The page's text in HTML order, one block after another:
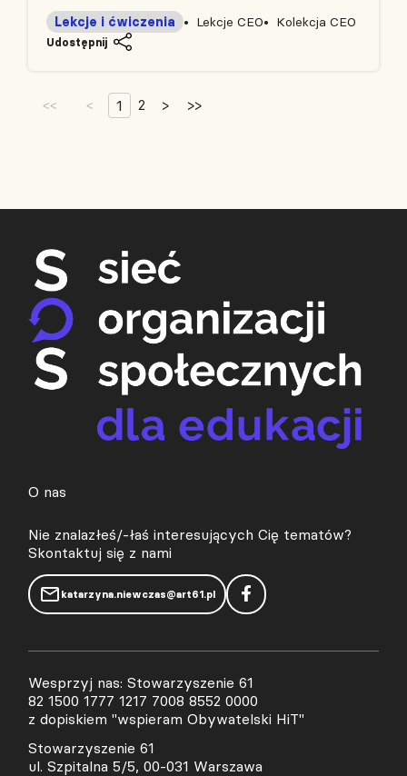
Lekcje CEO
Lekcje i ćwiczenia Kolekcja CEO
Udostępnij
<< < 1 2 > >>
O nas
Nie znalazłeś/-łaś interesujących Cię tematów?
Skontaktuj się z nami
katarzyna.niewczas@art61.pl
Wesprzyj nas: Stowarzyszenie 61
82 1500 1777 1217 7008 8552 0000
z dopiskiem "wspieram Obywatelski HiT"
Stowarzyszenie 61
ul. Szpitalna 5/5, 00-031 Warszawa